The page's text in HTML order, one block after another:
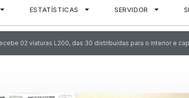
ESTATÍSTICAS SERVIDOR
02 viaturas L200, das 30 distribuídas para o interior e